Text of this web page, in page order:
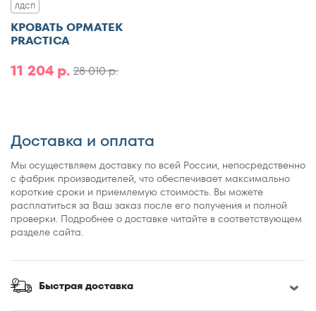
ЛДСП
КРОВАТЬ ОРМАТЕК
PRACTICA
28 010 р.
11 204 р.
Доставка и оплата
Мы осуществляем доставку по всей России, непосредственно
с фабрик производителей, что обеспечивает максимально
короткие сроки и приемлемую стоимость. Вы можете
расплатиться за Ваш заказ после его получения и полной
проверки. Подробнее о доставке читайте в соответствующем
разделе сайта.
Быстрая доставка